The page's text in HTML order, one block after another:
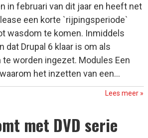
Tarieven
Contact
in februari van dit jaar en heeft net
een korte `rijpingsperiode`
wasdom te komen. Inmiddels
dat Drupal 6 klaar is om als
worden ingezet. Modules Een
het inzetten van een...
Lees meer »
met DVD serie